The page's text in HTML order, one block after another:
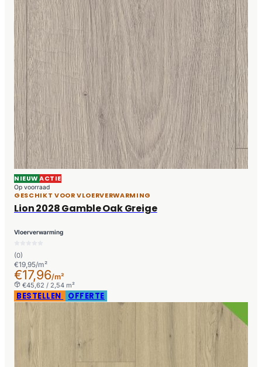
NIEUWACTIE
Op voorraad
GESCHIKT VOOR VLOERVERWARMING
Lion 2028 Gamble Oak Greige
Vloerverwarming
(0)
€19,95/m²
€17,96/m²
€45,62 / 2,54 m²
BESTELLEN OFFERTE